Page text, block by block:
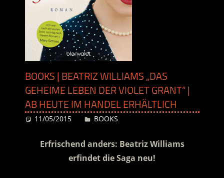
BOOKS | BEATRIZ WILLIAMS „DAS
GEHEIME LEBEN DER VIOLET GRANT“ |
AB HEUTE IM HANDEL ERHÄLTLICH
11/05/2015 Desiree
BOOKS
Erfrischend anders: Beatriz Williams
erfindet die Saga neu!